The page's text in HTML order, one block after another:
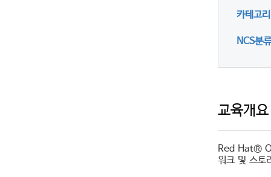
카테고리
NCS분류
교육개요
Red Hat®
워크 및 스토